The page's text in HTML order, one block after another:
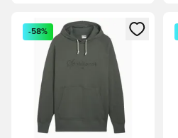
Otvorí modál na prihlásenie
-58%